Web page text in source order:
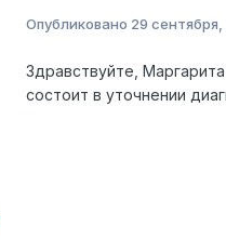
Опубликовано 29 сентября,
Здравствуйте,
состоит в уточнении